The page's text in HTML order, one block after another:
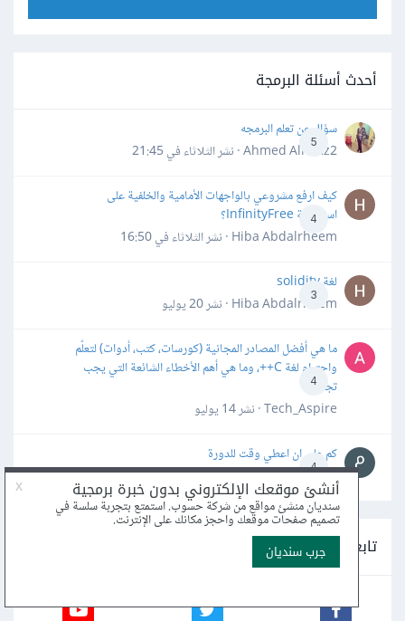
أحدث أسئلة البرمجة
5
سؤال عن تعلم البرمجه
Ahmed Alhafiz2 · نشر
الثلاثاء في 21:45
4
كيف ارفع مشروعي بالواجهات الأمامية والخلفية على
استضافة InfinityFree؟
Hiba Abdalrheem · نشر
الثلاثاء في 16:50
3
لغة solidity
Hiba Abdalrheem · نشر
20 يوليو
4
ما هي أفضل المصادر المجانية (كورسات، كتب، أدوات) لتعلّم
واحترام لغة C++، وما هي أهم الأخطاء الشائعة التي يجب
تجنبها؟
Tech_Aspire · نشر
14 يوليو
4
كم علي ان اعطي وقت للدورة
محمد سداتي صامد2 · نشر
7 يوليو
تابعنا على